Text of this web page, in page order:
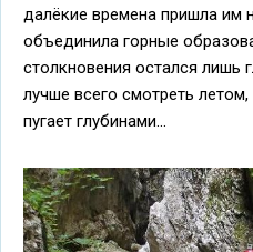
далёкие времена пришла им
объединила горные
столкновения остался лишь
лучше всего смотреть
пугает глубинами...